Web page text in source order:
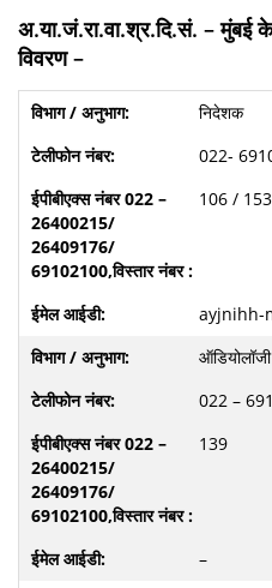
अ.या.जं.रा.वा.श्र.दि.सं. – मुंबई के
विवरण –
निदेशक
022-
106 / 153
ayjnihh-
022 –
139
–